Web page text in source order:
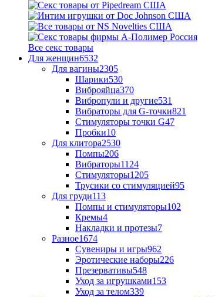
Все секс товары
Для женщин6532
Для вагины2305
Шарики530
Виброяйца370
Вибропули и другие531
Вибраторы для G-точки821
Стимуляторы точки G47
Пробки10
Для клитора2530
Помпы206
Вибраторы1124
Стимуляторы1205
Трусики со стимуляцией95
Для груди113
Помпы и стимуляторы102
Кремы4
Накладки и протезы7
Разное1674
Сувениры и игры962
Эротические наборы226
Презервативы548
Уход за игрушками153
Уход за телом339